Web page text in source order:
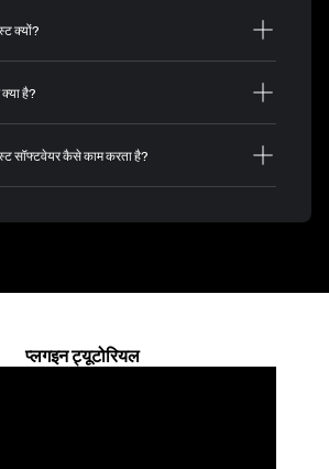
क्यों?
है?
सॉफ्टवेयर कैसे काम करता है?
प्लगइन ट्यूटोरियल